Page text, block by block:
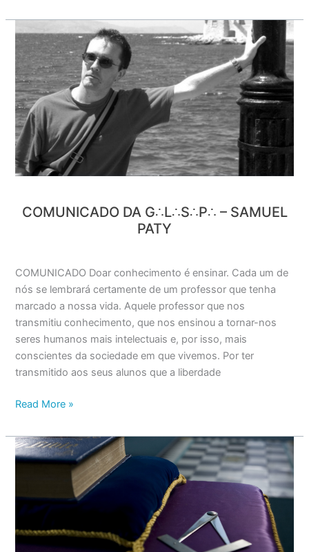
COMUNICADO DA G∴L∴S∴P∴ – SAMUEL
PATY
COMUNICADO Doar conhecimento é ensinar. Cada um de
nós se lembrará certamente de um professor que tenha
marcado a nossa vida. Aquele professor que nos
transmitiu conhecimento, que nos ensinou a tornar-nos
seres humanos mais intelectuais e, por isso, mais
conscientes da sociedade em que vivemos. Por ter
transmitido aos seus alunos que a liberdade
da
G∴L∴S∴P∴
–
Samuel
Paty
Read More »
Discurso
de
Posse
do
Grão